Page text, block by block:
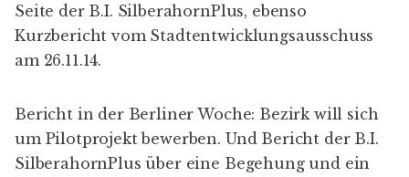
Seite der B.I. SilberahornPlus, ebenso
Kurzbericht vom Stadtentwicklungsausschuss
am 26.11.14.
Bericht in der Berliner Woche: Bezirk will sich
um Pilotprojekt bewerben. Und Bericht der B.I.
SilberahornPlus über eine Begehung und ein